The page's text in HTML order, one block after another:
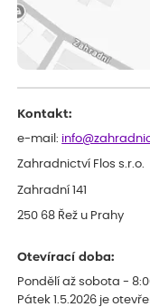
Eshop,
smutná z
Kontakt:
e-mail:
Zahradnictví Flos s.r.o.
Zahradní 141
250 68 Řež u Prahy
Otevírací doba:
Pondělí až sobota -
Pátek 1.5.2026 je